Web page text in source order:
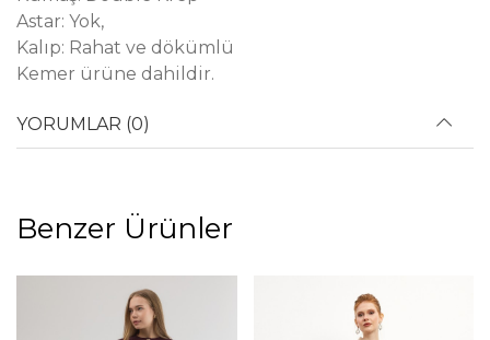
Astar: Yok,
Kalıp: Rahat ve dökümlü
Kemer ürüne dahildir.
YORUMLAR (0)
Benzer Ürünler